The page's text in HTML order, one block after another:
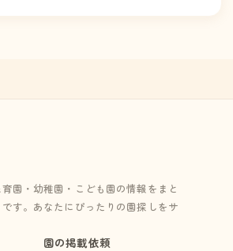
園・幼稚園・こども園の情報をまと
す。あなたにぴったりの園探しをサ
園の掲載依頼